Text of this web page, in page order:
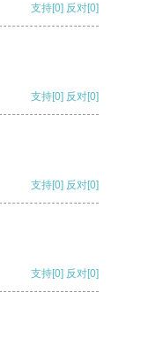
支持[0] 反对[0]
支持[0] 反对[0]
支持[0] 反对[0]
支持[0] 反对[0]